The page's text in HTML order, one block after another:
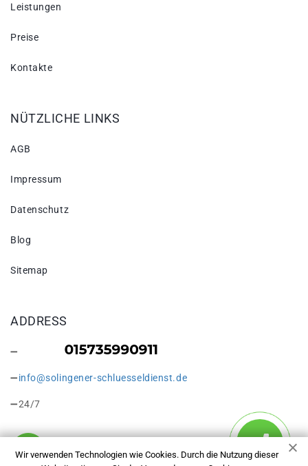
Wir verwenden Technologien wie Cookies. Durch die Nutzung dieser
Leistungen
Preise
Kontakte
NÜTZLICHE LINKS
AGB
Impressum
Datenschutz
Blog
Sitemap
ADDRESS
info@solingener-schluesseldienst.de
24/7